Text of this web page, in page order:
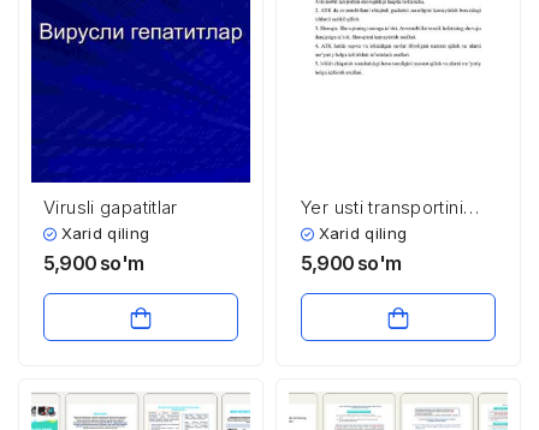
Virusli gapatitlar
Xarid qiling
5,900 so'm
Yer usti transportini
ekologik xususiyatlari
va bunga transport
holatini ta’siri
Xarid qiling
5,900 so'm